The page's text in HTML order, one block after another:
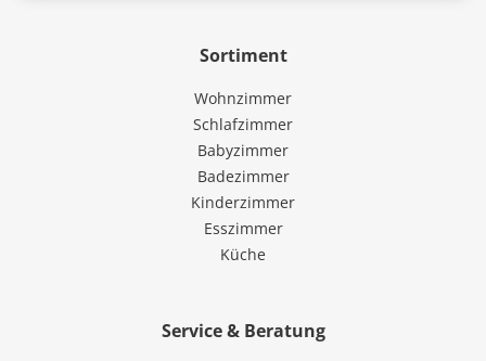
Sortiment
Wohnzimmer
Schlafzimmer
Babyzimmer
Badezimmer
Kinderzimmer
Esszimmer
Küche
Service & Beratung